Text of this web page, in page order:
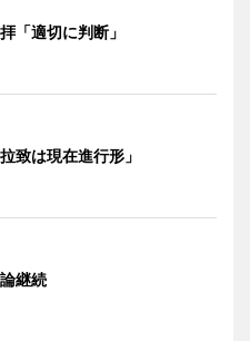
「適切に判断」
致は現在進行形」
継続